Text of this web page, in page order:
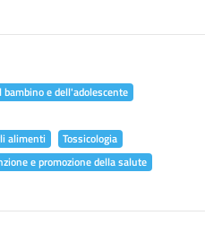
e dell'adolescente
alimenti
Tossicologia
e promozione della salute